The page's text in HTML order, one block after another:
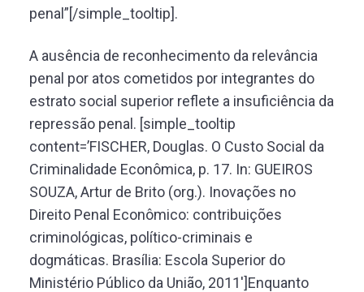
penal”[/simple_tooltip].
A ausência de reconhecimento da relevância
penal por atos cometidos por integrantes do
estrato social superior reflete a insuficiência da
repressão penal. [simple_tooltip
content=’FISCHER, Douglas. O Custo Social da
Criminalidade Econômica, p. 17. In: GUEIROS
SOUZA, Artur de Brito (org.). Inovações no
Direito Penal Econômico: contribuições
criminológicas, político-criminais e
dogmáticas. Brasília: Escola Superior do
Ministério Público da União, 2011′]Enquanto